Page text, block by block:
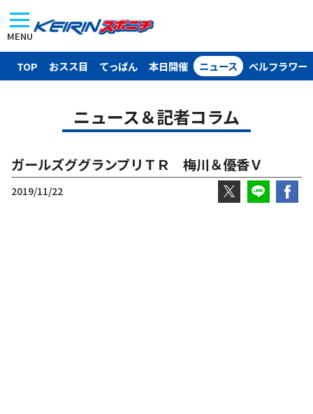
MENU
TOP おスス目 てっぱん 本日開催 ニュース ベルフラワー
ニュース＆記者コラム
ガールズググランプリＴＲ 梅川＆優香Ｖ
2019/11/22